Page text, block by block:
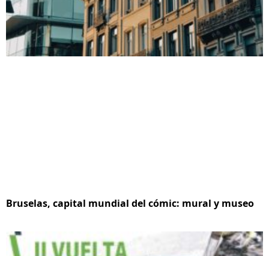
Bruselas, capital mundial del cómic: mural y museo